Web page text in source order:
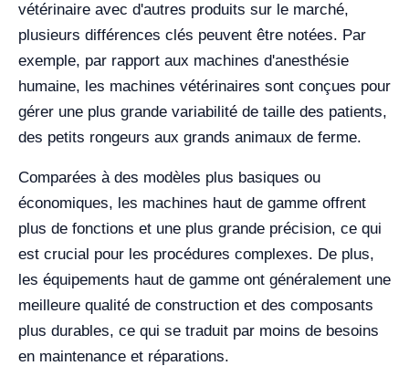
vétérinaire avec d'autres produits sur le marché,
plusieurs différences clés peuvent être notées. Par
exemple, par rapport aux machines d'anesthésie
humaine, les machines vétérinaires sont conçues pour
gérer une plus grande variabilité de taille des patients,
des petits rongeurs aux grands animaux de ferme.
Comparées à des modèles plus basiques ou
économiques, les machines haut de gamme offrent
plus de fonctions et une plus grande précision, ce qui
est crucial pour les procédures complexes. De plus,
les équipements haut de gamme ont généralement une
meilleure qualité de construction et des composants
plus durables, ce qui se traduit par moins de besoins
en maintenance et réparations.